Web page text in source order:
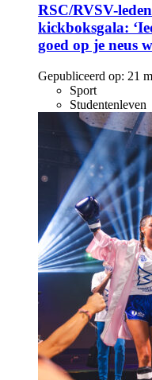
RSC/RVSV-
kickboksgala:
goed op je neus
Gepubliceerd op: 21
Sport
Studentenleven